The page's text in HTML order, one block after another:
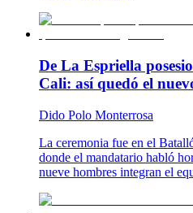
De La Espriella
Cali: así quedó el
Dido Polo Monterrosa
La ceremonia fue en el
donde el mandatario habló
nueve hombres integran el